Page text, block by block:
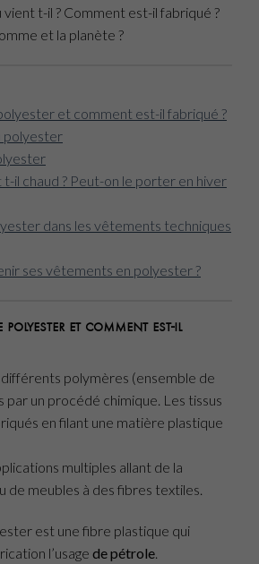
t-il ? Comment est-il fabriqué ?
et la planète ?
et comment est-il fabriqué ?
polyester
il chaud ? Peut-on le porter en hiver
dans les vêtements techniques
ses vêtements en polyester ?
polyester et comment est-il
polymères (ensemble de
par un procédé chimique. Les tissus
en filant une matière plastique
multiples allant de la
de meubles à des fibres textiles.
est une fibre plastique qui
l’usage de pétrole.